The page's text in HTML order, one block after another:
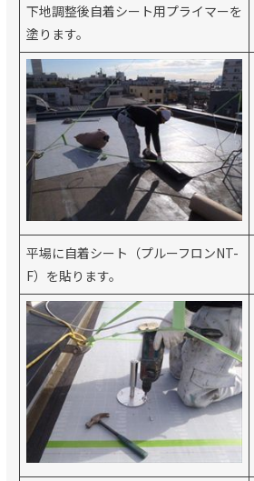
下地調整後自着シート用プライマーを
塗ります。
平場に自着シート（プルーフロンNT-
F）を貼ります。